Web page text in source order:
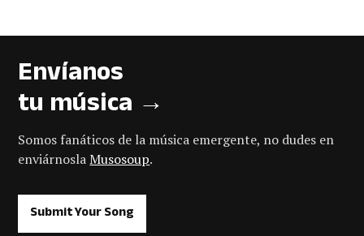
Envíanos
tu música →
Somos fanáticos de la música emergente, no dudes en
enviárnoslaMusosoup.
Submit Your Song